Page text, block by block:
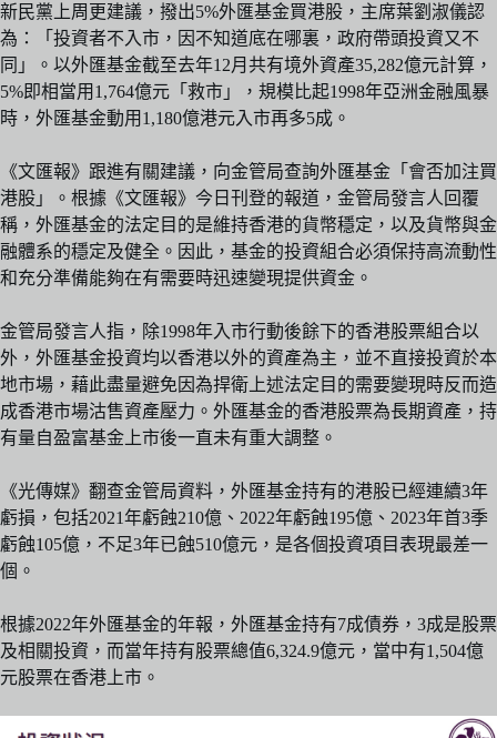
新民黨上周更建議，撥出5%外匯基金買港股，主席葉劉淑儀認
為：「投資者不入市，因不知道底在哪裏，政府帶頭投資又不
同」。以外匯基金截至去年12月共有境外資產35,282億元計算，
5%即相當用1,764億元「救市」，規模比起1998年亞洲金融風暴
時，外匯基金動用1,180億港元入市再多5成。
《文匯報》跟進有關建議，向金管局查詢外匯基金「會否加注買
港股」。根據《文匯報》今日刊登的報道，金管局發言人回覆
稱，外匯基金的法定目的是維持香港的貨幣穩定，以及貨幣與金
融體系的穩定及健全。因此，基金的投資組合必須保持高流動性
和充分準備能夠在有需要時迅速變現提供資金。
金管局發言人指，除1998年入市行動後餘下的香港股票組合以
外，外匯基金投資均以香港以外的資產為主，並不直接投資於本
地市場，藉此盡量避免因為捍衛上述法定目的需要變現時反而造
成香港市場沽售資產壓力。外匯基金的香港股票為長期資產，持
有量自盈富基金上市後一直未有重大調整。
《光傳媒》翻查金管局資料，外匯基金持有的港股已經連續3年
虧損，包括2021年虧蝕210億、2022年虧蝕195億、2023年首3季
虧蝕105億，不足3年已蝕510億元，是各個投資項目表現最差一
個。
根據2022年外匯基金的年報，外匯基金持有7成債券，3成是股票
及相關投資，而當年持有股票總值6,324.9億元，當中有1,504億
元股票在香港上市。